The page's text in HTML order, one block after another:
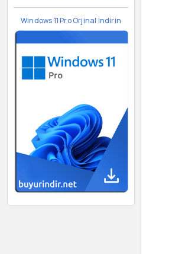
Windows 11 Pro Orjinal İndirin